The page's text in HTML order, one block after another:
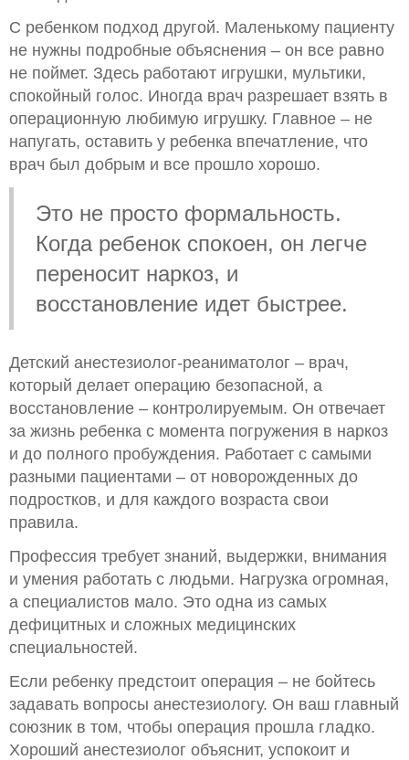
С ребенком подход другой. Маленькому пациенту
не нужны подробные объяснения – он все равно
не поймет. Здесь работают игрушки, мультики,
спокойный голос. Иногда врач разрешает взять в
операционную любимую игрушку. Главное – не
напугать, оставить у ребенка впечатление, что
врач был добрым и все прошло хорошо.
Это не просто формальность.
Когда ребенок спокоен, он легче
переносит наркоз, и
восстановление идет быстрее.
Детский анестезиолог-реаниматолог – врач,
который делает операцию безопасной, а
восстановление – контролируемым. Он отвечает
за жизнь ребенка с момента погружения в наркоз
и до полного пробуждения. Работает с самыми
разными пациентами – от новорожденных до
подростков, и для каждого возраста свои
правила.
Профессия требует знаний, выдержки, внимания
и умения работать с людьми. Нагрузка огромная,
а специалистов мало. Это одна из самых
дефицитных и сложных медицинских
специальностей.
Если ребенку предстоит операция – не бойтесь
задавать вопросы анестезиологу. Он ваш главный
союзник в том, чтобы операция прошла гладко.
Хороший анестезиолог объяснит, успокоит и